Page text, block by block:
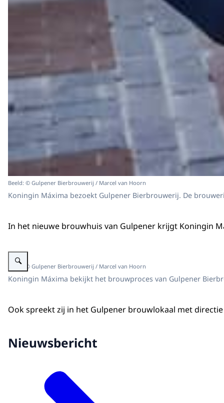
Beeld: © Gulpener Bierbrouwerij / Marcel van Hoorn
Koningin Máxima bezoekt Gulpener Bierbrouwerij. De
In het nieuwe brouwhuis van Gulpener krijgt Koningin
Vergroot afbeelding Koningin Máxima kijkt in een bierketel.
Beeld: © Gulpener Bierbrouwerij / Marcel van Hoorn
Koningin Máxima bekijkt het brouwproces van Gulpener
Ook spreekt zij in het Gulpener brouwlokaal met
Nieuwsbericht